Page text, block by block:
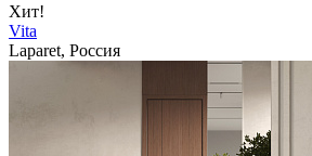
Хит!
Vita
Laparet, Россия